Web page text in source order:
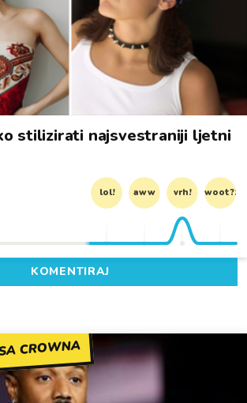
stilizirati najsvestraniji ljetni
lol! aww vrh! woot?!
KOMENTIRAJ
CROWNA